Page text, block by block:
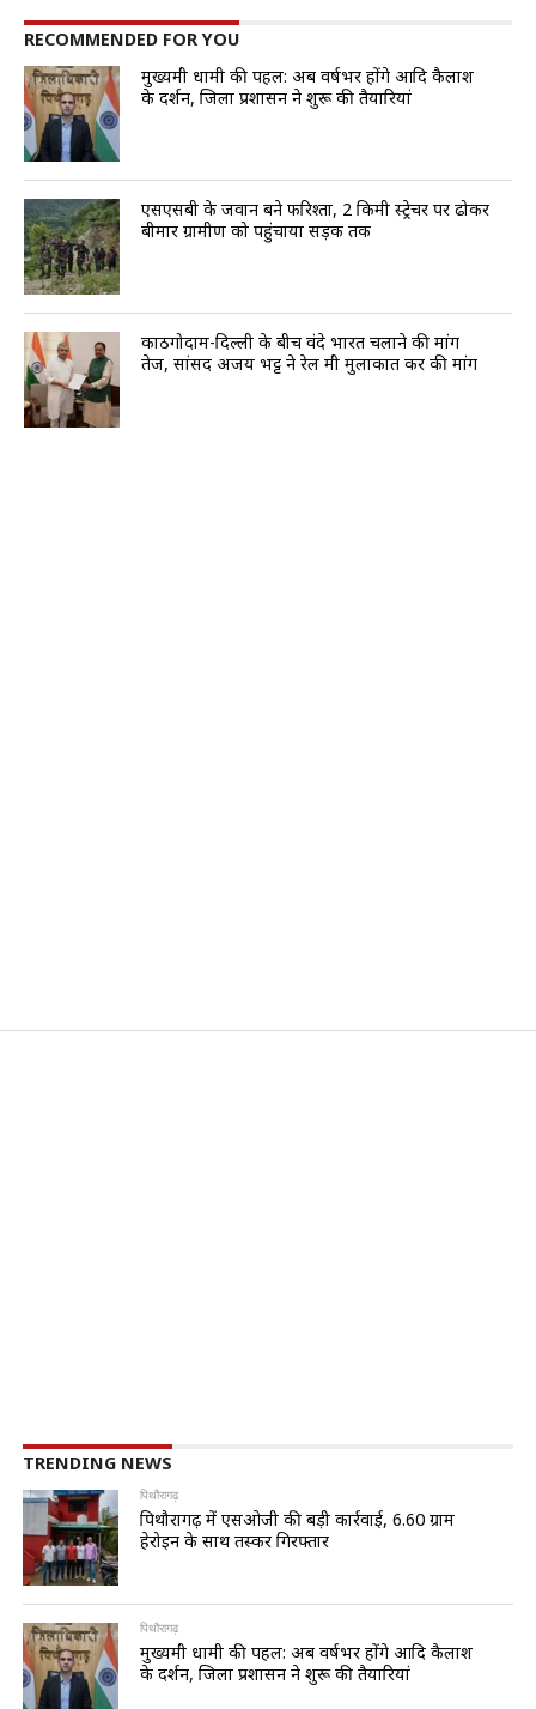
RECOMMENDED FOR YOU
मुख्यमंत्री धामी की पहल: अब वर्षभर होंगे आदि कैलाश
के दर्शन, जिला प्रशासन ने शुरू की तैयारियां
एसएसबी के जवान बने फरिश्ता, 2 किमी स्ट्रेचर पर ढोकर
बीमार ग्रामीण को पहुंचाया सड़क तक
काठगोदाम-दिल्ली के बीच वंदे भारत चलाने की मांग
तेज, सांसद अजय भट्ट ने रेल मंत्री मुलाकात कर की मांग
TRENDING NEWS
पिथौरागढ़
पिथौरागढ़ में एसओजी की बड़ी कार्रवाई, 6.60 ग्राम
हेरोइन के साथ तस्कर गिरफ्तार
पिथौरागढ़
मुख्यमंत्री धामी की पहल: अब वर्षभर होंगे आदि कैलाश
के दर्शन, जिला प्रशासन ने शुरू की तैयारियां